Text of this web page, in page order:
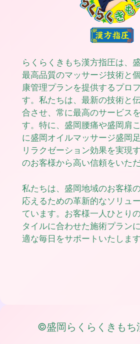
らくらくきもち漢方指圧は、
最高品質のマッサージ技術と
康管理プランを提供するプロ
す。私たちは、最新の技術と
合させ、常に最高のサービス
す。特に、盛岡腰痛や盛岡肩
に盛岡オイルマッサージ盛岡
リラクゼーション効果を実現
のお客様から高い信頼をいた
私たちは、盛岡地域のお客様
応えるための革新的なソリュ
ています。お客様一人ひとり
タイルに合わせた施術プラン
適な毎日をサポートいたします
©盛岡らくらくきもち